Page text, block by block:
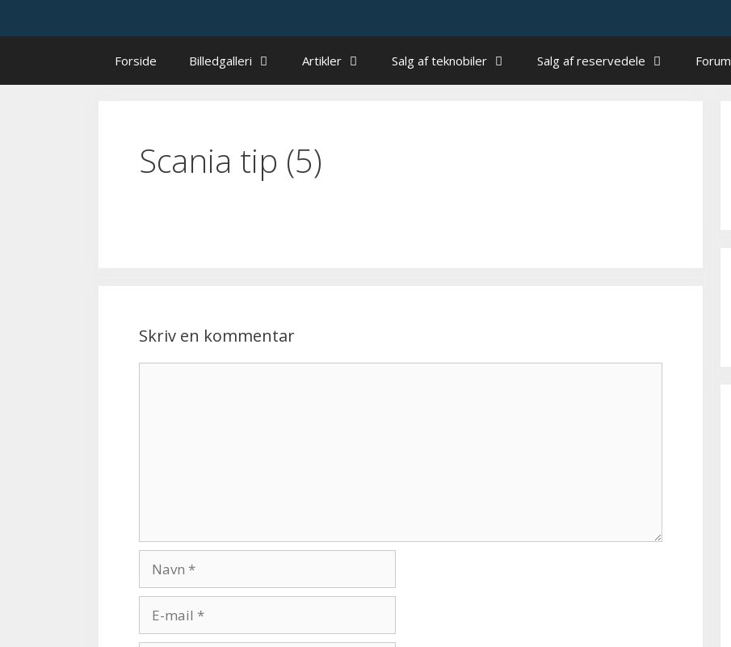
Forside Billedgalleri Artikler Salg af teknobiler Salg af reservedele Forum
Scania tip (5)
Skriv en kommentar
mail